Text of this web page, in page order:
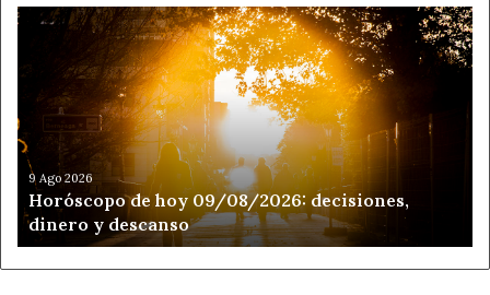
Horóscopo
09/08/2026:
decisiones,
dinero
y
descanso
9 Ago 2026
Horóscopo de hoy 09/08/2026: decisiones,
dinero y descanso